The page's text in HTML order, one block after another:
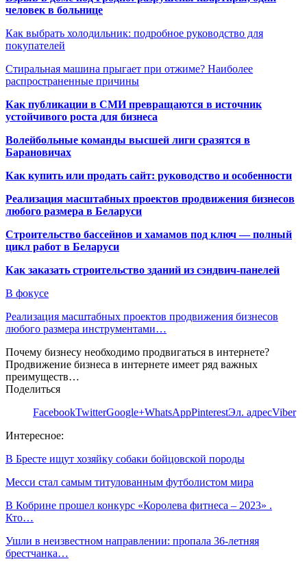
человек в больнице
Как выбрать холодильник: подробное руководство для
покупателей
Стиральная машина прыгает при отжиме? Наиболее
распространенные причины
Как публикации в СМИ превращаются в источник
устойчивого роста для бизнеса
Волейбольные команды высшей лиги сразятся в
Барановичах
Как купить или продать сайт: руководство и особенности
Реализация масштабных проектов продвижения бизнесов
любого размера в Беларуси
Строительство бассейнов и хамамов под ключ — полный
цикл работ в Беларуси
Как заказать строительство зданий из сэндвич-панелей
В фокусе
Реализация масштабных проектов продвижения бизнесов
любого размера инструментами…
Почему бизнесу необходимо продвигаться в интернете?
Продвижение бизнеса в интернете имеет ряд важных
преимуществ…
Поделиться
FacebookTwitterGoogle+WhatsAppPinterestЭл. адресViber
Интересное:
В Бресте ищут хозяйку собаки бойцовской породы
Месси стал самым титулованным футболистом мира
В Кобрине прошел конкурс «Королева фитнеса – 2023» .
Кто…
Ушли в неизвестном направлении: пропала 36-летняя
брестчанка…